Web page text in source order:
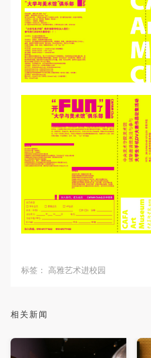
标签： 高雅艺术进校园
相关新闻